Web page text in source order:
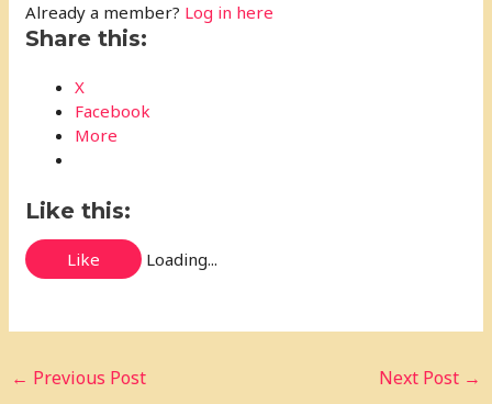
Already a member? Log in here
Share this:
X
Facebook
More
Like this:
Like Loading...
← Previous Post Next Post →